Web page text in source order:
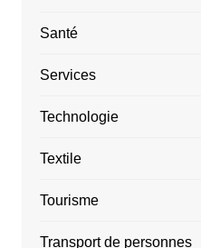
Santé
Services
Technologie
Textile
Tourisme
Transport de personnes